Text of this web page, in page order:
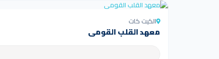
الكيت كات
معهد القلب القومي